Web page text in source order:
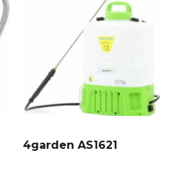
4garden AS1621